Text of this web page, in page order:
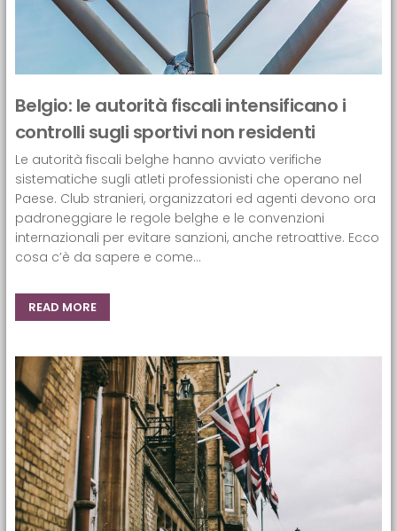
Belgio: le autorità fiscali intensificano i
controlli sugli sportivi non residenti
Le autorità fiscali belghe hanno avviato verifiche
sistematiche sugli atleti professionisti che operano nel
Paese. Club stranieri, organizzatori ed agenti devono ora
padroneggiare le regole belghe e le convenzioni
internazionali per evitare sanzioni, anche retroattive. Ecco
cosa c’è da sapere e come...
READ MORE